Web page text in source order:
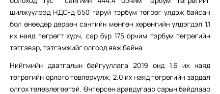
шилжүүлээд НДС-д 650 гаруй тэрбум төгрөг үлдэж байсан
бол өнөөдөр дөрвөн сангийн мөнгөн хөрөнгийн үлдэгдэл 1.1
их наяд төгрөгт хүрч, сар бүр 175 орчим тэрбум төгрөгийн
тэтгэвэр, тэтгэмжийг олгоод явж байна.
Нийгмийн даатгалын байгууллага 2019 онд 1.6 их наяд
төгрөгийн орлого төвлөрүүлж, 2.0 их наяд төгрөгийн зардал
олгох төлөвлөгөөтэй. Өнгөрсөн аравдугаар сарын байдлаар